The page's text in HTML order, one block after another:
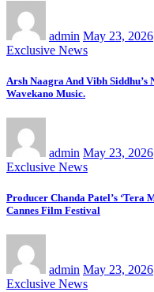
admin May 23, 2026
Exclusive News
Arsh Naagra And Vibh Siddhu’s
Wavekano Music.
admin May 23, 2026
Exclusive News
Producer Chanda Patel’s ‘Tera
Cannes Film Festival
admin May 23, 2026
Exclusive News